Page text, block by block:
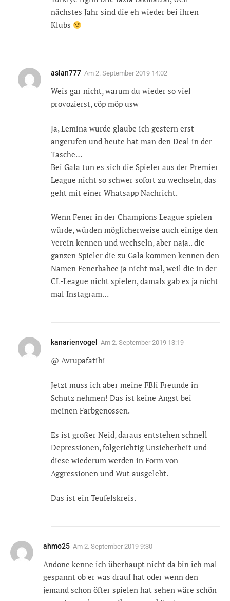
nächstes Jahr sind die eh wieder bei ihren
Klubs
aslan777 Am 2. September 2019 14:02
Weis gar nicht, warum du wieder so viel
provozierst, cöp möp usw
Ja, Lemina wurde glaube ich gestern erst
angerufen und heute hat man den Deal in der
Tasche…
Bei Gala tun es sich die Spieler aus der Premier
League nicht so schwer sofort zu wechseln, das
geht mit einer Whatsapp Nachricht.
Wenn Fener in der Champions League spielen
würde, würden möglicherweise auch einige den
Verein kennen und wechseln, aber naja.. die
ganzen Spieler die zu Gala kommen kennen den
Namen Fenerbahce ja nicht mal, weil die in der
CL-League nicht spielen, damals gab es ja nicht
mal Instagram…
kanarienvogel Am 2. September 2019 13:19
@ Avrupafatihi
Jetzt muss ich aber meine FBli Freunde in
Schutz nehmen! Das ist keine Angst bei
meinen Farbgenossen.
Es ist großer Neid, daraus entstehen schnell
Depressionen, folgerichtig Unsicherheit und
diese wiederum werden in Form von
Aggressionen und Wut ausgelebt.
Das ist ein Teufelskreis.
ahmo25 Am 2. September 2019 9:30
Andone kenne ich überhaupt nicht da bin ich mal
gespannt ob er was drauf hat oder wenn den
jemand schon öfter spielen hat sehen wäre schön